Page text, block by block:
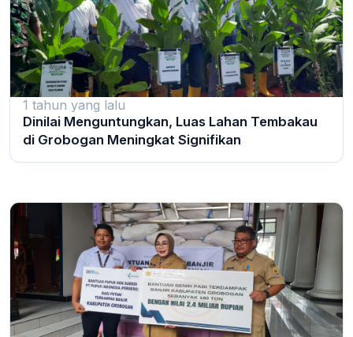
1 tahun yang lalu
Dinilai Menguntungkan, Luas Lahan Tembakau
di Grobogan Meningkat Signifikan